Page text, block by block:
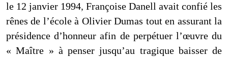
le 12 janvier 1994, Françoise Danell avait confié les
rênes de l’école à Olivier Dumas tout en assurant la
présidence d’honneur afin de perpétuer l’œuvre du
« Maître » à penser jusqu’au tragique baisser de